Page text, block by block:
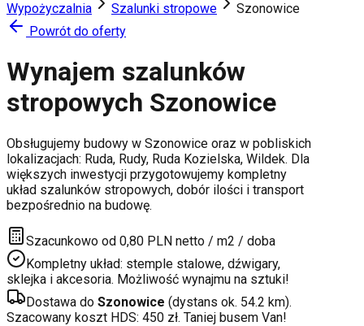
Wypożyczalnia Szalunki stropowe
Szonowice
Powrót do oferty
Wynajem szalunków
stropowych Szonowice
Obsługujemy budowy w Szonowice oraz w pobliskich
lokalizacjach: Ruda, Rudy, Ruda Kozielska, Wildek. Dla
większych inwestycji przygotowujemy kompletny
układ szalunków stropowych, dobór ilości i transport
bezpośrednio na budowę.
Szacunkowo od 0,80 PLN netto / m2 / doba
Kompletny układ: stemple stalowe, dźwigary,
sklejka i akcesoria. Możliwość wynajmu na sztuki!
Dostawa do Szonowice (dystans ok. 54.2 km).
Szacowany koszt HDS: 450 zł. Taniej busem Van!